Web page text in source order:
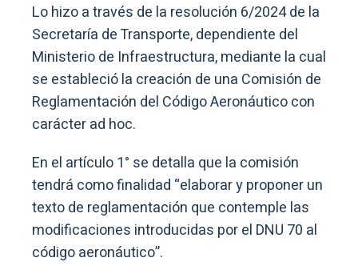
Lo hizo a través de la resolución 6/2024 de la
Secretaría de Transporte, dependiente del
Ministerio de Infraestructura, mediante la cual
se estableció la creación de una Comisión de
Reglamentación del Código Aeronáutico con
carácter ad hoc.
En el artículo 1° se detalla que la comisión
tendrá como finalidad “elaborar y proponer un
texto de reglamentación que contemple las
modificaciones introducidas por el DNU 70 al
código aeronáutico”.